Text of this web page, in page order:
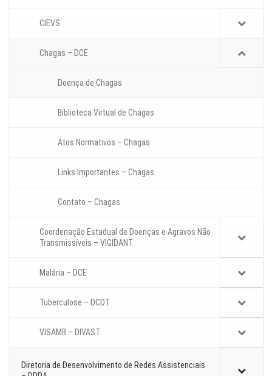
CIEVS
Chagas – DCE
Doença de Chagas
Biblioteca Virtual de Chagas
Atos Normativos – Chagas
Links Importantes – Chagas
Contato – Chagas
Coordenação Estadual de Doenças e Agravos Não
Transmissíveis – VIGIDANT
Malária – DCE
Tuberculose – DCDT
VISAMB – DIVAST
Diretoria de Desenvolvimento de Redes Assistenciais